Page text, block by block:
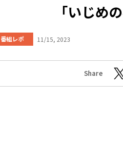
「いじめ
番組レポ 11/15, 2023
Share